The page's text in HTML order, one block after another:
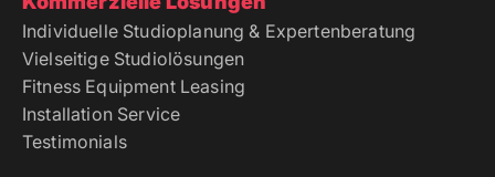
Individuelle Studioplanung & Expertenberatung
Vielseitige Studiolösungen
Fitness Equipment Leasing
Installation Service
Testimonials